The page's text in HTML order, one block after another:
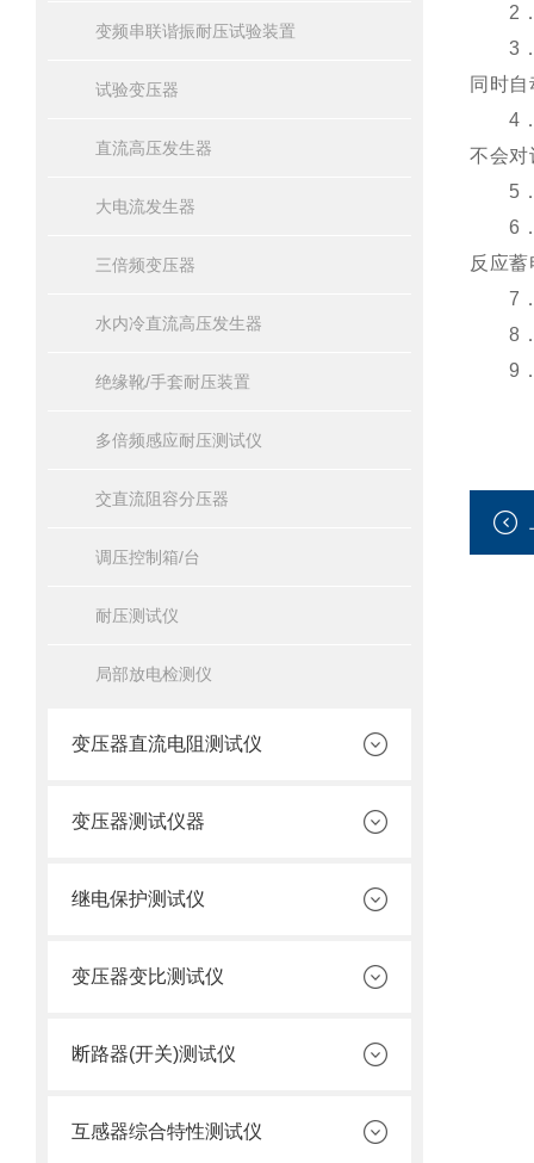
变频串联谐振耐压试验装置
试验变压器
直流高压发生器
大电流发生器
三倍频变压器
水内冷直流高压发生器
绝缘靴/手套耐压装置
多倍频感应耐压测试仪
交直流阻容分压器
调压控制箱/台
耐压测试仪
局部放电检测仪
变压器直流电阻测试仪
变压器测试仪器
继电保护测试仪
变压器变比测试仪
断路器(开关)测试仪
互感器综合特性测试仪
2．
3．
同时
4．
不会对
5．
6．
反应
7．
8．
9．